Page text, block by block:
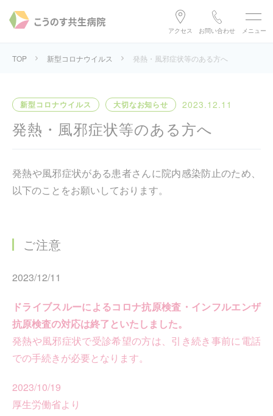
アクセス お問い合わせ メニュー
TOP 新型コロナウイルス 発熱・風邪症状等のある方へ
新型コロナウイルス 大切なお知らせ 2023.12.11
発熱・風邪症状等のある方へ
発熱や風邪症状がある患者さんに院内感染防止のため、
以下のことをお願いしております。
ご注意
2023/12/11
ドライブスルーによるコロナ抗原検査・インフルエンザ
抗原検査の対応は終了といたしました。
発熱や風邪症状で受診希望の方は、引き続き事前に電話
での手続きが必要となります。
2023/10/19
厚生労働省より